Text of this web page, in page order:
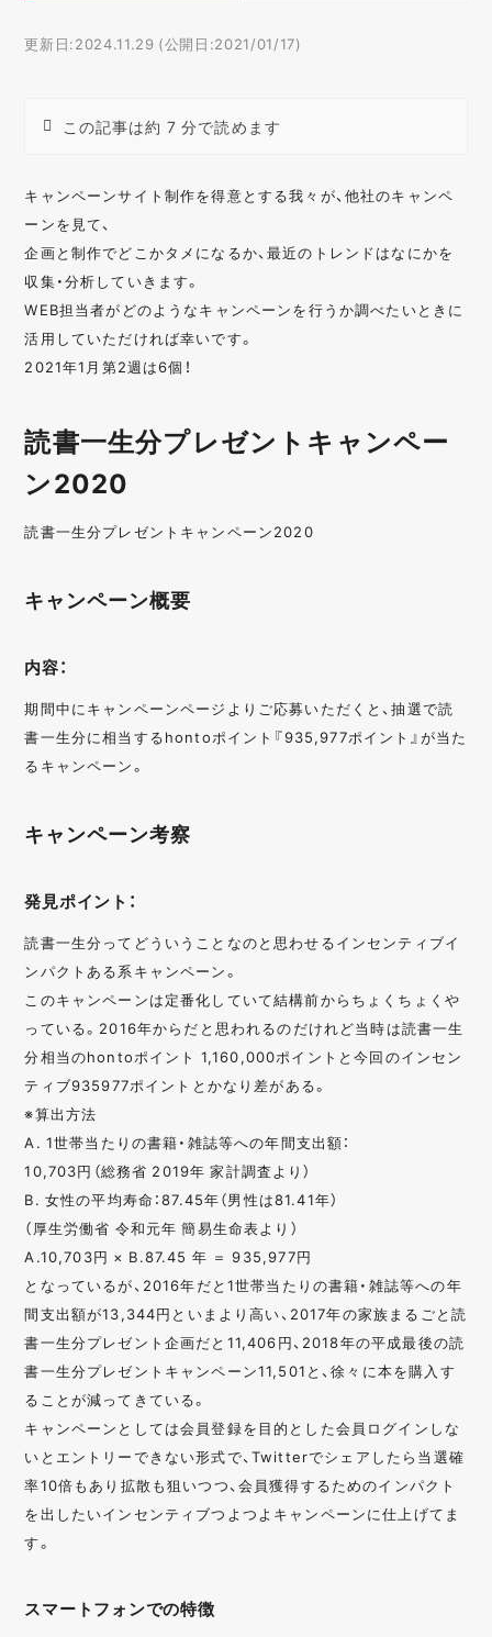
更新日:2024.11.29 (公開日:2021/01/17)
この記事は約 7 分で読めます
キャンペーンサイト制作を得意とする我々が、他社のキャンペ
ーンを見て、
企画と制作でどこかタメになるか、最近のトレンドはなにかを
収集・分析していきます。
WEB担当者がどのようなキャンペーンを行うか調べたいときに
活用していただければ幸いです。
2021年1月第2週は6個！
読書一生分プレゼントキャンペー
ン2020
読書一生分プレゼントキャンペーン2020
キャンペーン概要
内容：
期間中にキャンペーンページよりご応募いただくと、抽選で読
書一生分に相当するhontoポイント『935,977ポイント』が当た
るキャンペーン。
キャンペーン考察
発見ポイント：
読書一生分ってどういうことなのと思わせるインセンティブイ
ンパクトある系キャンペーン。
このキャンペーンは定番化していて結構前からちょくちょくや
っている。2016年からだと思われるのだけれど当時は読書一生
分相当のhontoポイント 1,160,000ポイントと今回のインセン
ティブ935977ポイントとかなり差がある。
※算出方法
A. 1世帯当たりの書籍・雑誌等への年間支出額：
10,703円（総務省 2019年 家計調査より）
B. 女性の平均寿命：87.45年（男性は81.41年）
（厚生労働省 令和元年 簡易生命表より）
A.10,703円 × B.87.45 年 ＝ 935,977円
となっているが、2016年だと1世帯当たりの書籍・雑誌等への年
間支出額が13,344円といまより高い、2017年の家族まるごと読
書一生分プレゼント企画だと11,406円、2018年の平成最後の読
書一生分プレゼントキャンペーン11,501と、徐々に本を購入す
ることが減ってきている。
キャンペーンとしては会員登録を目的とした会員ログインしな
いとエントリーできない形式で、Twitterでシェアしたら当選確
率10倍もあり拡散も狙いつつ、会員獲得するためのインパクト
を出したいインセンティブつよつよキャンペーンに仕上げてま
す。
スマートフォンでの特徴